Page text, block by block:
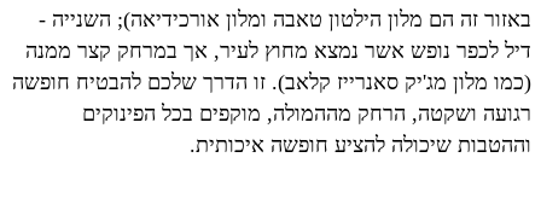
באזור זה הם מלון הילטון טאבה ומלון אורכידיאה); השנייה -
דיל לכפר נופש אשר נמצא מחוץ לעיר, אך במרחק קצר ממנה
(כמו מלון מג'יק סאנרייז קלאב). זו הדרך שלכם להבטיח חופשה
רגועה ושקטה, הרחק מההמולה, מוקפים בכל הפינוקים
וההטבות שיכולה להציע חופשה איכותית.